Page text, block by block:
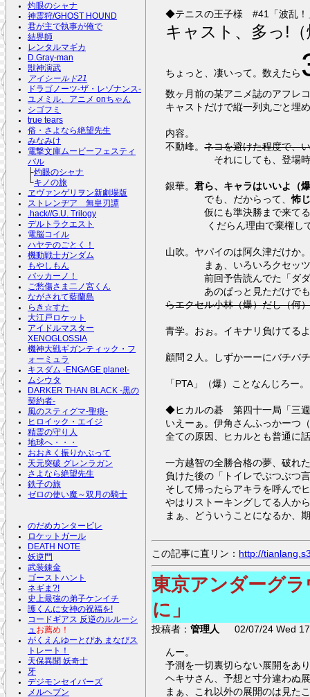
灼眼のシャナ
神霊狩/GHOST HOUND
君が主で執事が俺で
結界師
レンタルマギカ
D.Gray-man
獣神演武
アイシールド21
ドラゴノーツ-ザ・レゾナンス-
ユメミル、アニメ onちゃん
シゴフミ
true tears
俗・さよなら絶望先生
みなみけ
電撃文庫ムービーフェスティ
バル
├灼眼のシャナ
└キノの旅
ヱヴァンゲリヲン新劇場版
ストレンヂア 無皇刃譚
.hack//G.U. Trilogy
デルトラクエスト
電脳コイル
ハヤテのごとく！
機動戦士ガンダム
もやしもん
バッカーノ！
ご愁傷さま二ノ宮くん
ながされて藍蘭島
らき☆すた
大江戸ロケット
アイドルマスター
XENOGLOSSIA
機神大戦ギガンティック・フ
ォーミュラ
キスダム -ENGAGE planet-
ムシウタ
DARKER THAN BLACK -黒の
契約者-
風のスティグマ-聖痕-
ヒロイック・エイジ
精霊の守り人
地球へ・・・
おおきく振りかぶって
天元突破 グレンラガン
さよなら絶望先生
鉄子の旅
ゼロの使い魔～双月の騎士
のだめカンタービレ
ロケットガール
DEATH NOTE
妖逆門
武装錬金
ゴーストハント
ネギま?!
史上最強の弟子ケンイチ
護くんに女神の祝福を!
コードギアス 反逆のルルーシ
ュ お薦め！
がくえんゆーとぴあ まなびス
トレート！
天保異聞 妖奇士
牙
デジモンセイバーズ
メルヘブン
◆テニスの王子様 #41「波乱！
キャスト、多っ!
ちょっと、凄いって。数えたら
数ヶ月前の某アニメ誌のアフレ
キャストだけで縦一列丸ごと埋
内容。
不動峰。ネコを避けた程度で、
それにしても、登場時間
銀華。君ら、キャラはいいよ（
でも、だからって、怖
仮にも準決勝まで来てる
くだらん理由で棄権し
山吹。ヤパイのは阿久津だけか
まぁ、いろいろクセッツー
前回予告読んでた「ダダダ
あのぱっと見ただけでもヤ
らエクセル小林（爆）だし（何
青学。おぉ。イキナリ負けてる
顧問２人。しずかーーにバチバ
「PTA」（爆）ことなんじろー
◆ヒカルの碁 第四十一局「三
いえーぁ。伊角さんふっかーつ
全ての原因、ヒカルとも普通に
一方越智の全勝合格の夢、破れ
負けた後の「トイレでぶつぶつ
そして帰ったらアキラを呼んで
やはりストーキングしてる人か
まぁ、どういうことになるか、
この記事に直リン： http://
東京アンダーグ
に」
投稿者：管理人 02/07/24 Wed
んー。
予測を一切裏切らない展開をあ
ヘキサさん、予想と寸分違わぬ
まぁ、これ以外の展開のは見た